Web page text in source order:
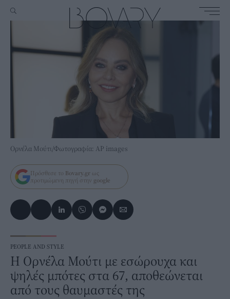
Ορνέλα Μούτι/Φωτογραφία: ΑP images
Πρόσθεσε το Bovary.gr ως
προτιμώμενη πηγή στην google
PEOPLE AND STYLE
H Oρνέλα Μούτι με εσώρουχα και
ψηλές μπότες στα 67, αποθεώνεται
από τους θαυμαστές της